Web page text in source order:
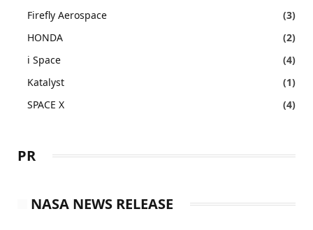
Firefly Aerospace
(3)
HONDA
(2)
i Space
(4)
Katalyst
(1)
SPACE X
(4)
PR
NASA NEWS RELEASE